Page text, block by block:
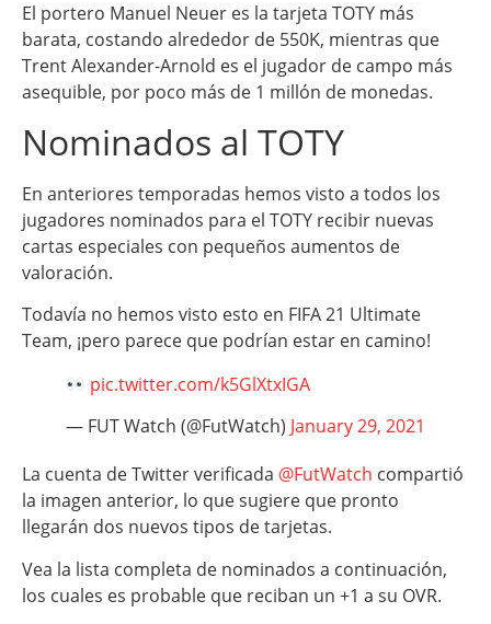
El portero Manuel Neuer es la tarjeta TOTY más
barata, costando alrededor de 550K, mientras que
Trent Alexander-Arnold es el jugador de campo más
asequible, por poco más de 1 millón de monedas.
Nominados al TOTY
En anteriores temporadas hemos visto a todos los
jugadores nominados para el TOTY recibir nuevas
cartas especiales con pequeños aumentos de
valoración.
Todavía no hemos visto esto en FIFA 21 Ultimate
Team, ¡pero parece que podrían estar en camino!
pic.twitter.com/k5GlXtxIGA
— FUT Watch (@FutWatch) January 29, 2021
La cuenta de Twitter verificada @FutWatch compartió
la imagen anterior, lo que sugiere que pronto
llegarán dos nuevos tipos de tarjetas.
Vea la lista completa de nominados a continuación,
los cuales es probable que reciban un +1 a su OVR.